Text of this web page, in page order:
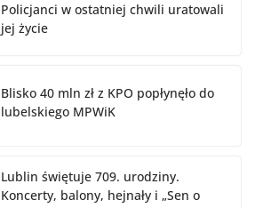
Policjanci w ostatniej chwili uratowali
jej życie
Blisko 40 mln zł z KPO popłynęło do
lubelskiego MPWiK
Lublin świętuje 709. urodziny.
Koncerty, balony, hejnały i „Sen o